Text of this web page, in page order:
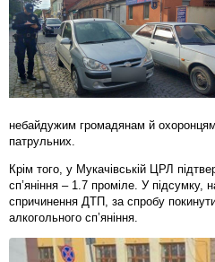
небайдужим громадянам й охоронцям
патрульних.
Крім того, у Мукачівській ЦРЛ
сп’яніння – 1.7 проміле. У підсумку,
спричинення ДТП, за спробу
алкогольного сп’яніння.